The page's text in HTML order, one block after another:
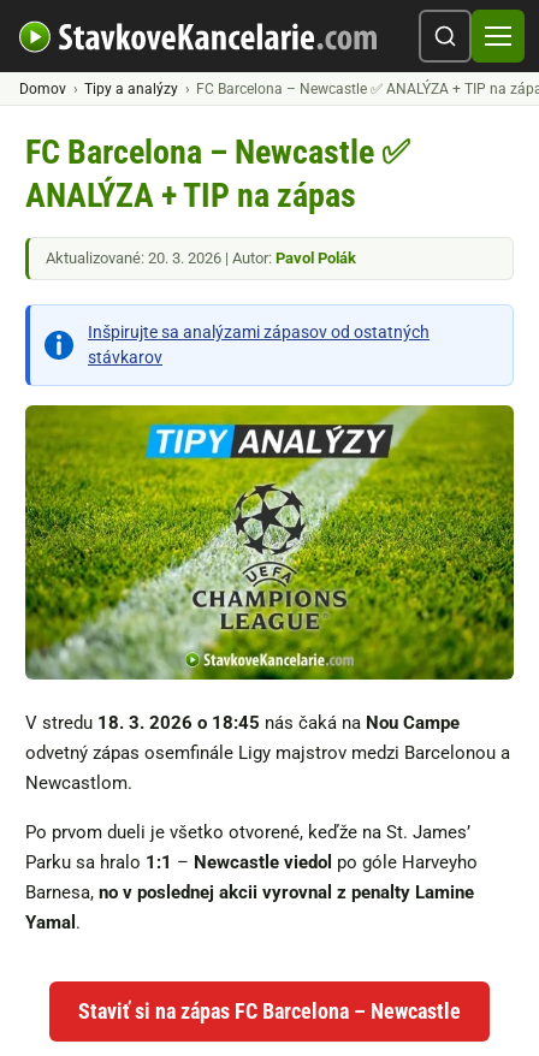
Domov Tipy a analýzy FC Barcelona – Newcastle ✅ ANALÝZA + TIP na
FC Barcelona – Newcastle ✅
ANALÝZA + TIP na zápas
Aktualizované: 20. 3. 2026 | Autor: Pavol Polák
Inšpirujte sa analýzami zápasov od ostatných
stávkarov
V stredu 18. 3. 2026 o 18:45 nás čaká na Nou Campe
odvetný zápas osemfinále Ligy majstrov medzi Barcelonou a
Newcastlom.
Po prvom dueli je všetko otvorené, keďže na St. James’
Parku sa hralo 1:1 – Newcastle viedol po góle Harveyho
Barnesa, no v poslednej akcii vyrovnal z penalty Lamine
Yamal .
Staviť si na zápas FC Barcelona – Newcastle